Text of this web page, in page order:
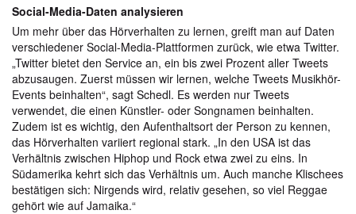
Social-Media-Daten analysieren
Um mehr über das Hörverhalten zu lernen, greift man auf Daten
verschiedener Social-Media-Plattformen zurück, wie etwa Twitter.
„Twitter bietet den Service an, ein bis zwei Prozent aller Tweets
abzusaugen. Zuerst müssen wir lernen, welche Tweets Musikhör-
Events beinhalten“, sagt Schedl. Es werden nur Tweets
verwendet, die einen Künstler- oder Songnamen beinhalten.
Zudem ist es wichtig, den Aufenthaltsort der Person zu kennen,
das Hörverhalten variiert regional stark. „In den USA ist das
Verhältnis zwischen Hiphop und Rock etwa zwei zu eins. In
Südamerika kehrt sich das Verhältnis um. Auch manche Klischees
bestätigen sich: Nirgends wird, relativ gesehen, so viel Reggae
gehört wie auf Jamaika.“